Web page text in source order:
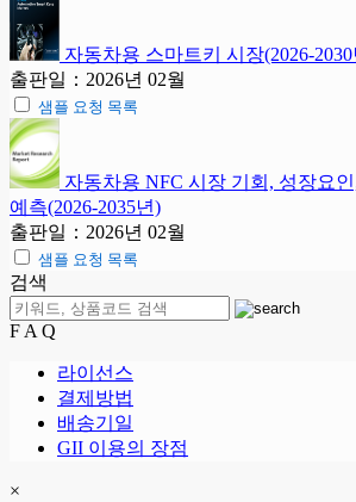
자동차용 스마트키 시장(2026-
출판일：2026년 02월
샘플 요청 목록
자동차용 NFC 시장 기회, 성장요
예측(2026-2035년)
출판일：2026년 02월
샘플 요청 목록
검색
F A Q
라이선스
결제방법
배송기일
GII 이용의 장점
×